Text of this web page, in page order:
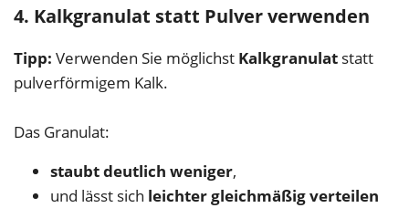
4. Kalkgranulat statt Pulver verwenden
Tipp: Verwenden Sie möglichst Kalkgranulat statt
pulverförmigem Kalk.
Das Granulat:
staubt deutlich weniger,
und lässt sich leichter gleichmäßig verteilen